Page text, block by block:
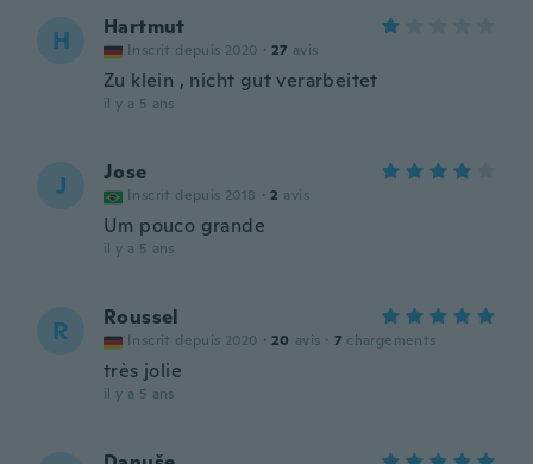
H Hartmut
Inscrit depuis 2020 · 27 avis
Zu klein , nicht gut verarbeitet
il y a 5 ans
J Jose
Inscrit depuis 2018 · 2 avis
Um pouco grande
il y a 5 ans
R Roussel
Inscrit depuis 2020 · 20 avis · 7 chargements
très jolie
il y a 5 ans